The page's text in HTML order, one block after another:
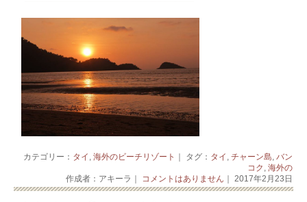
カテゴリー： タイ , 海外のビーチリゾート ｜ タグ： タイ , チャーン島, バン
コク , 海外の
作成者：アキーラ｜ コメントはありません ｜ 2017年2月23日